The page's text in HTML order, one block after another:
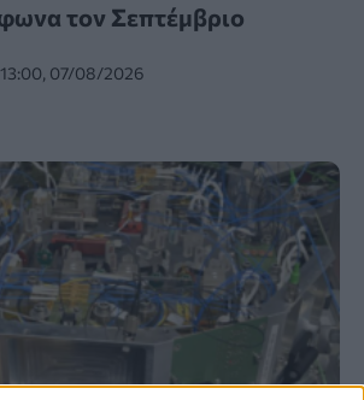
τον Σεπτέμβριο
13:00, 07/08/2026